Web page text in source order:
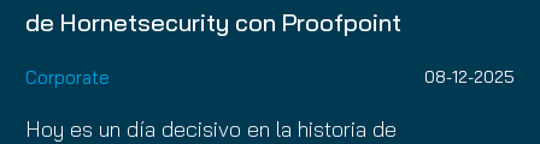
de Hornetsecurity con Proofpoint
Corporate 08-12-2025
Hoy es un día decisivo en la historia de